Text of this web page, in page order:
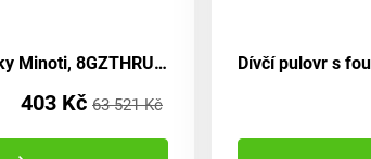
Dětská mikina s kapucí, značky Minoti, 8GZTHRU 4, růžová - velikost 80/86 | pro věk 12-18 měsíců
403 Kč 63 521 Kč